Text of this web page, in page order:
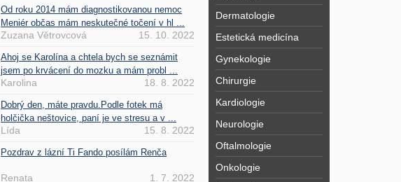
Od roku 2014 mám diagnostikovanou nemoc
Meniér občas mám neskutečné točení v hl ...
Zuzana Větrovcová 15. 10. 2022
Ahoj se Karolína a chtela bych se seznámit
jsem po krvácení do mozku a mám probl ...
Karolina 18. 8. 2022
Dobrý den, máte pravdu.Podle fotek má
holčička neštovice, paní je ve stresu a v ...
Lída 15. 8. 2022
Pozdrav z lázní Ti Fando posílám Renča
Renata 1. 7. 2022
Dermatologie
Estetická medicína
Gynekologie
Chirurgie
Kardiologie
Neurologie
Oftalmologie
Onkologie